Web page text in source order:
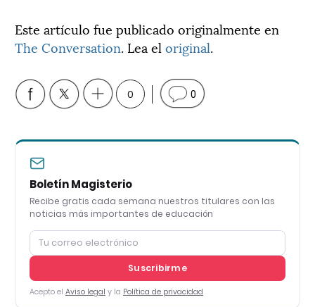
Este artículo fue publicado originalmente en
The Conversation. Lea el original.
0 0
Boletín Magisterio
Recibe gratis cada semana nuestros titulares con las
noticias más importantes de educación
Suscribirme
Acepto el Aviso legal y la Política de privacidad